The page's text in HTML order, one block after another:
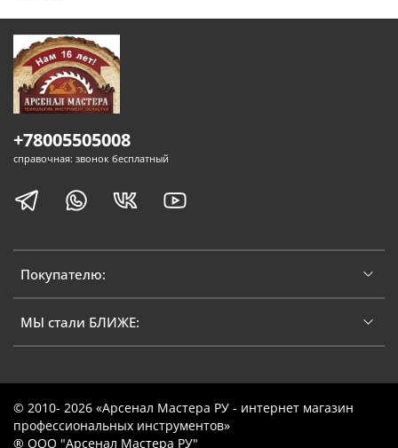
Покупателю:
МЫ стали БЛИЖЕ:
+78005505008
справочная: звонок бесплатный
© 2010- 2026 «Арсенал Мастера РУ - интернет магазин
профессиональных инструментов»
® ООО "Арсенал Мастера РУ"